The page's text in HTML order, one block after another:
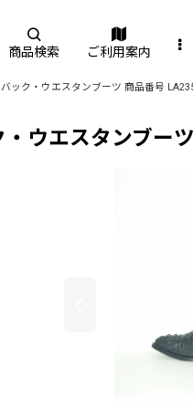
商品検索 ご利用案内
ック・ウエスタンブーツ 商品番号
・ウエスタンブー